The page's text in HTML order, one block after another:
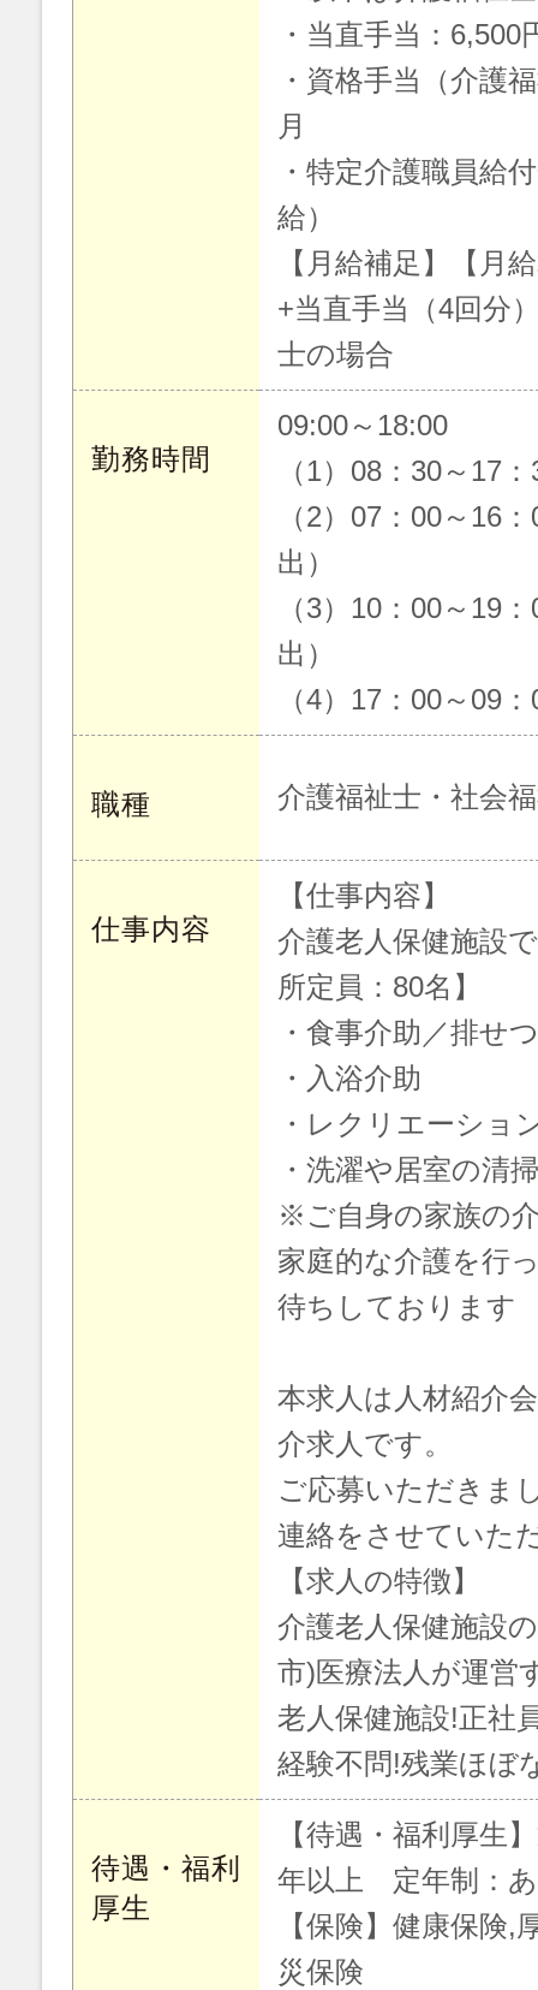
・当直手当：6,500
・資格手当（介護
月
・特定介護職員給
給）
【月給補足】【月
+当直手当（4回
士の場合
勤務時間
09:00～18:00
（1）08：30～17
（2）07：00～16
出）
（3）10：00～19
出）
（4）17：00～09
職種 介護福祉士・社会
仕事内容
【仕事内容】
介護老人保健施設
所定員：80名】
・食事介助／排せ
・入浴介助
・レクリエーショ
・洗濯や居室の清
※ご自身の家族の
家庭的な介護を行
待ちしております
本求人は人材紹介
介求人です。
ご応募いただきま
連絡をさせていた
【求人の特徴】
介護老人保健施設
市)医療法人が運営
老人保健施設!正社
経験不問!残業ほぼ
待遇・福利
厚生
【待遇・福利厚生
年以上 定年制：
【保険】健康保険,
災保険